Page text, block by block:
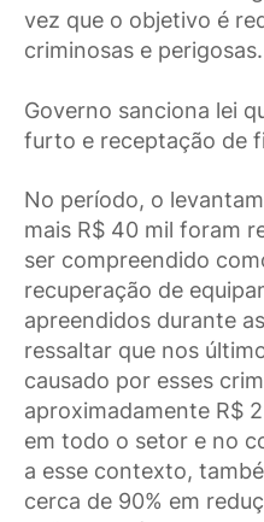
vez que o objetivo é
criminosas e perigosas.
Governo sanciona lei
furto e receptação de
No período, o
mais R$ 40 mil foram
ser compreendido
recuperação de
apreendidos durante
ressaltar que nos
causado por esses
aproximadamente R$
em todo o setor e no
a esse contexto,
cerca de 90% em